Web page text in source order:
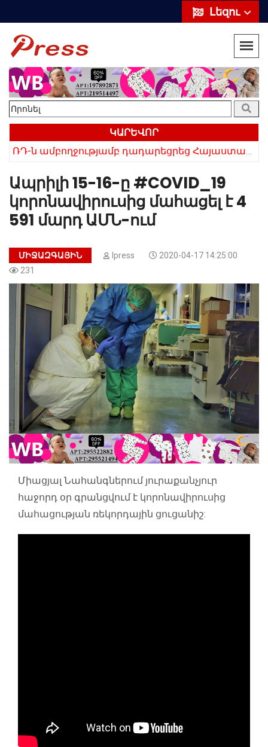
Լեզու
ԿԱՐԵՎՈՐ
Ապրիլի 15-16-ը #COVID_19
կորոնավիրուսից մահացել է 4
591 մարդ ԱՄՆ-ում
ՄԻՋԱԶԳԱՅԻՆ Ipress
2020-04-17 14:25:00
231
Միացյալ Նահանգներում յուրաքանչյուր
հաջորդ օր գրանցվում է կորոնավիրուսից
մահացության ռեկորդային ցուցանիշ: